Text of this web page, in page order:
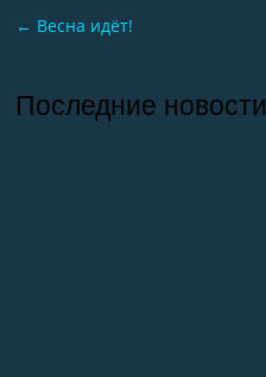
← Весна идёт!
Последние новости